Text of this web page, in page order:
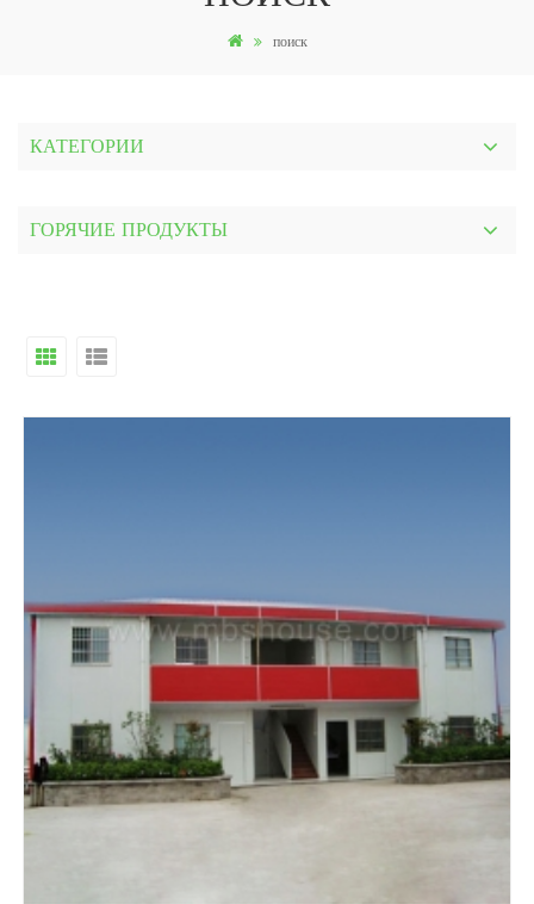
поиск
КАТЕГОРИИ
ГОРЯЧИЕ ПРОДУКТЫ